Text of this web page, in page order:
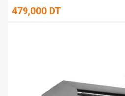
479,000 DT